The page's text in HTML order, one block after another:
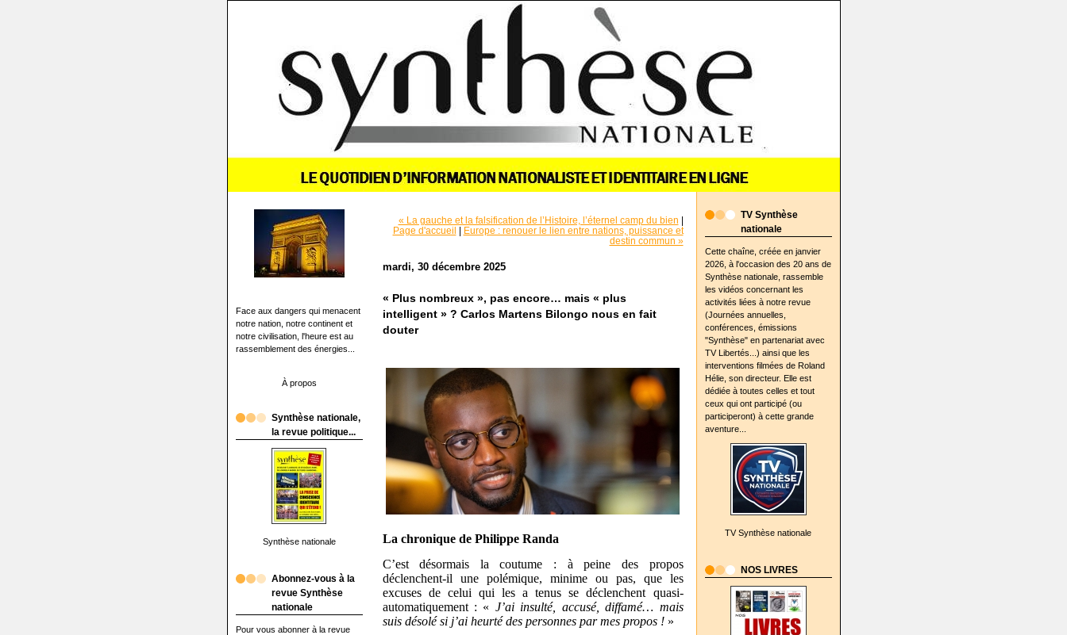
Face aux dangers qui menacent
notre nation, notre continent et
notre civilisation, l'heure est au
rassemblement des énergies...
À propos
Synthèse nationale,
la revue politique...
Synthèse nationale
Abonnez-vous à la
revue Synthèse
nationale
Pour vous abonner à la revue
TV Synthèse
nationale
Cette chaîne, créée en janvier
2026, à l'occasion des 20 ans de
Synthèse nationale, rassemble
les vidéos concernant les
activités liées à notre revue
(Journées annuelles,
conférences, émissions
"Synthèse" en partenariat avec
TV Libertés...) ainsi que les
interventions filmées de Roland
Hélie, son directeur. Elle est
dédiée à toutes celles et tout
ceux qui ont participé (ou
participeront) à cette grande
aventure...
TV Synthèse nationale
NOS LIVRES
« La gauche et la falsification de l’Histoire, l’éternel camp du bien |
Page d'accueil | Europe : renouer le lien entre nations, puissance et
destin commun »
mardi, 30 décembre 2025
« Plus nombreux », pas encore… mais « plus
intelligent » ? Carlos Martens Bilongo nous en fait
douter
La chronique de Philippe Randa
C’est désormais la coutume : à peine des propos
déclenchent-il une polémique, minime ou pas, que les
excuses de celui qui les a tenus se déclenchent quasi-
automatiquement : « J’ai insulté, accusé, diffamé… mais
suis désolé si j’ai heurté des personnes par mes propos !»